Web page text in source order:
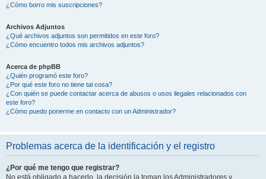
¿Cómo borro mis suscripciones?
Archivos Adjuntos
¿Qué archivos adjuntos son permitidos en este foro?
¿Cómo encuentro todos mis archivos adjuntos?
Acerca de phpBB
¿Quién programó este foro?
¿Por qué este foro no tiene tal cosa?
¿Con quién se puede contactar acerca de abusos o usos ilegales relacionados con
este foro?
¿Cómo puedo ponerme en contacto con un Administrador?
Problemas acerca de la identificación y el registro
¿Por qué me tengo que registrar?
No está obligado a hacerlo, la decisión la toman los Administradores y